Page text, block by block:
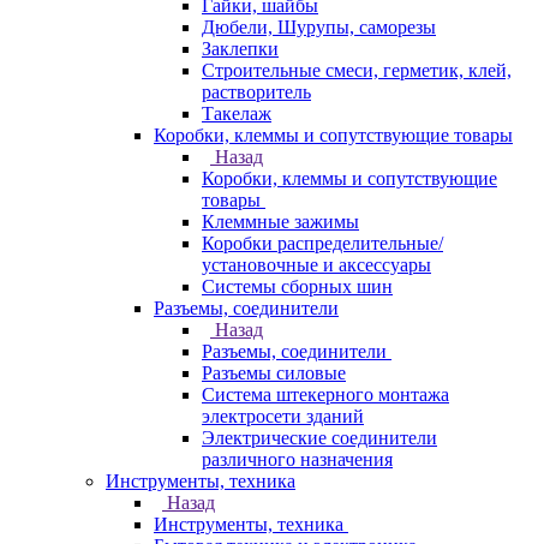
Гайки, шайбы
Дюбели, Шурупы, саморезы
Заклепки
Строительные смеси, герметик, клей,
растворитель
Такелаж
Коробки, клеммы и сопутствующие товары
Назад
Коробки, клеммы и сопутствующие
товары
Клеммные зажимы
Коробки распределительные/
установочные и аксессуары
Системы сборных шин
Разъемы, соединители
Назад
Разъемы, соединители
Разъемы силовые
Система штекерного монтажа
электросети зданий
Электрические соединители
различного назначения
Инструменты, техника
Назад
Инструменты, техника